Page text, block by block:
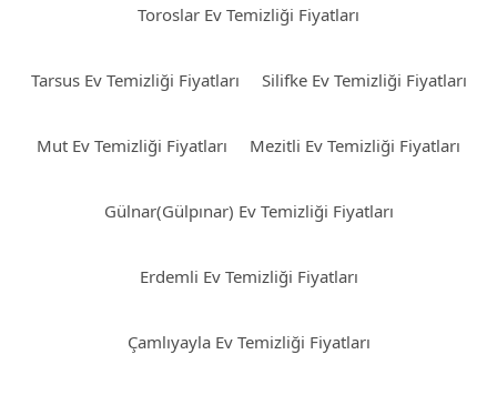
Toroslar Ev Temizliği Fiyatları
Tarsus Ev Temizliği Fiyatları Silifke Ev Temizliği Fiyatları
Mut Ev Temizliği Fiyatları Mezitli Ev Temizliği Fiyatları
Gülnar(Gülpınar) Ev Temizliği Fiyatları
Erdemli Ev Temizliği Fiyatları
Çamlıyayla Ev Temizliği Fiyatları